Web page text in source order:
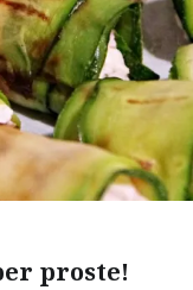
proste!